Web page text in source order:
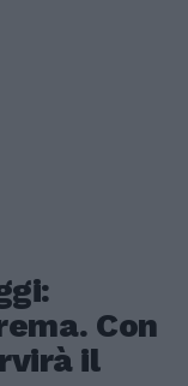
Con
il